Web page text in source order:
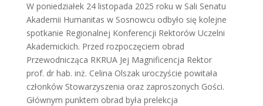
W poniedziałek 24 listopada 2025 roku w Sali Senatu
Akademii Humanitas w Sosnowcu odbyło się kolejne
spotkanie Regionalnej Konferencji Rektorów Uczelni
Akademickich. Przed rozpoczęciem obrad
Przewodnicząca RKRUA Jej Magnificencja Rektor
prof. dr hab. inż. Celina Olszak uroczyście powitała
członków Stowarzyszenia oraz zaproszonych Gości.
Głównym punktem obrad była prelekcja